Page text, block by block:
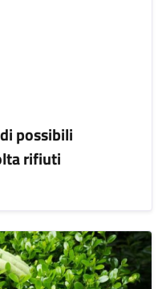
possibili
rifiuti